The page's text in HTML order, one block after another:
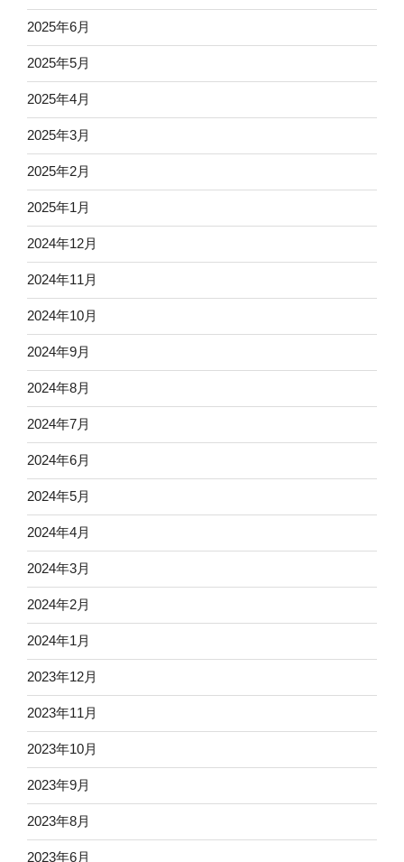
2025年6月
2025年5月
2025年4月
2025年3月
2025年2月
2025年1月
2024年12月
2024年11月
2024年10月
2024年9月
2024年8月
2024年7月
2024年6月
2024年5月
2024年4月
2024年3月
2024年2月
2024年1月
2023年12月
2023年11月
2023年10月
2023年9月
2023年8月
2023年6月